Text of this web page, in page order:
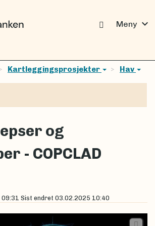
Meny expand_more
Kartleggingsprosjekter Hav
og
- COPCLAD
09:31 Sist endret 03.02.2025 10:40